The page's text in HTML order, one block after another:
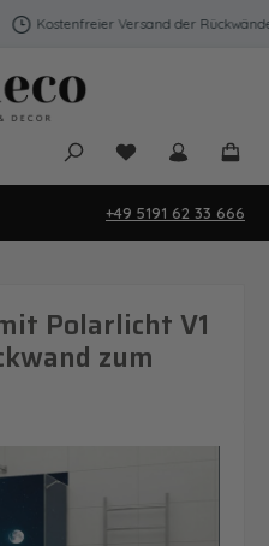
Kostenfreier Versand der Rückwände
Du hast 0
+49 5191 62 33 666
Polarlicht V1
zum